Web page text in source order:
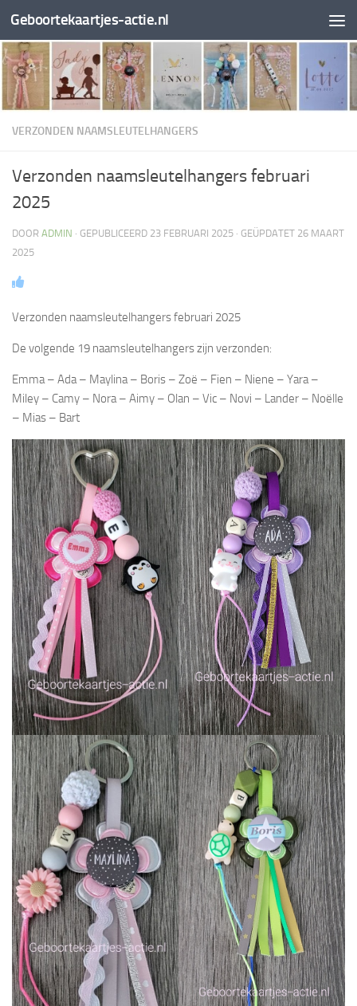
Doorgaan naar inhoud
Geboortekaartjes-actie.nl
VERZONDEN NAAMSLEUTELHANGERS
Verzonden naamsleutelhangers februari
2025
DOOR ADMIN · GEPUBLICEERD 23 FEBRUARI 2025 · GEÜPDATET 26 MAART
2025
Verzonden naamsleutelhangers februari 2025
De volgende 19 naamsleutelhangers zijn verzonden:
Emma – Ada – Maylina – Boris – Zoë – Fien – Niene – Yara –
Miley – Camy – Nora – Aimy – Olan – Vic – Novi – Lander – Noëlle
– Mias – Bart